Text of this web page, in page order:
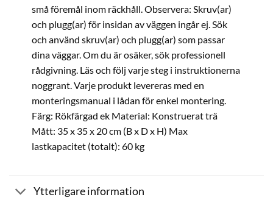
små föremål inom räckhåll. Observera: Skruv(ar)
och plugg(ar) för insidan av väggen ingår ej. Sök
och använd skruv(ar) och plugg(ar) som passar
dina väggar. Om du är osäker, sök professionell
rådgivning. Läs och följ varje steg i instruktionerna
noggrant. Varje produkt levereras med en
monteringsmanual i lådan för enkel montering.
Färg: Rökfärgad ek Material: Konstruerat trä
Mått: 35 x 35 x 20 cm (B x D x H) Max
lastkapacitet (totalt): 60 kg
Ytterligare information